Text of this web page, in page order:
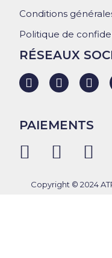
Conditions
Politique de
RÉSEAUX
PAIEMENTS
Copyright © 2024